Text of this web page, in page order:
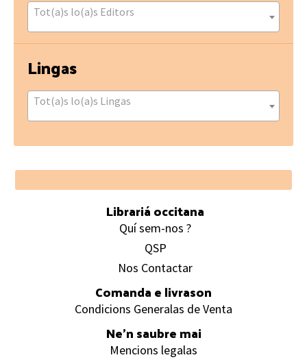
Tot(a)s lo(a)s Editors
Lingas
Tot(a)s lo(a)s Lingas
Footer
Librariá occitana
Quí sem-nos ?
QSP
Nos Contactar
Comanda e livrason
Condicions Generalas de Venta
Ne’n saubre mai
Mencions legalas